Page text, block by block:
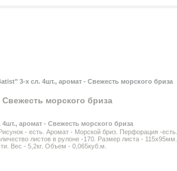
3-х сл. 4шт., аромат - Свежесть морского бриза
морского бриза
аромат - Свежесть морского бриза
- есть. Аромат - Морской бриз. Перфорация -
листов в рулоне -170. Размер листа -
Вес - 5,2кг. Объем - 0,065куб.м.